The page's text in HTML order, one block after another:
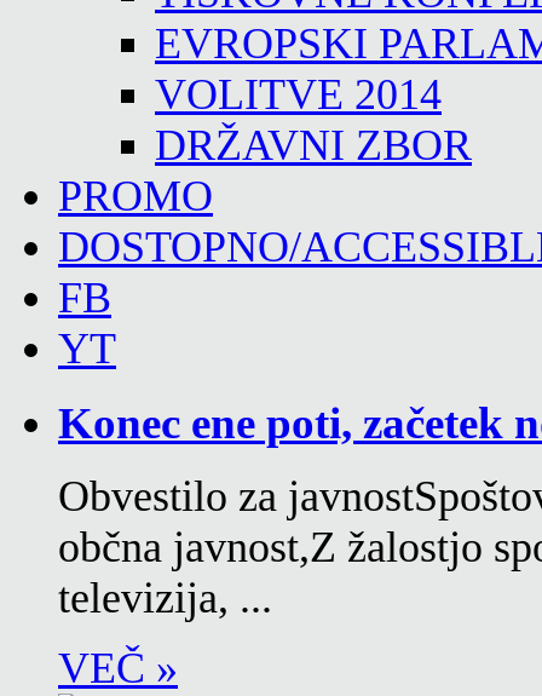
EVROPSKI
VOLITVE 2014
DRŽAVNI ZBOR
PROMO
DOSTOPNO/
FB
YT
Konec ene poti, začetek
Obvestilo za
občna javnost,Z žalostjo
televizija, ...
VEČ »